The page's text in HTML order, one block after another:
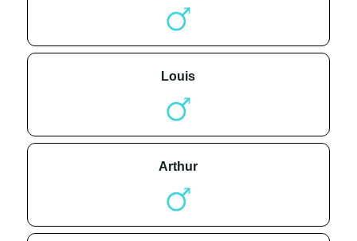
louis
arthur